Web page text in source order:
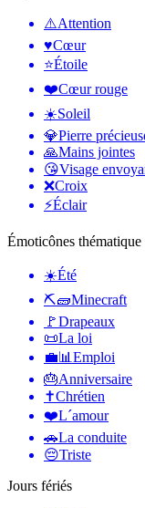
⚠️Attention
♥️Cœur
⭐Étoile
❤️Cœur rouge
☀️Soleil
💎Pierre
🙏Mains jointes
😘Visage
❌Croix
⚡Éclair
Émoticônes thématique
☀️Été
⛏🧱Minecraft
🚩Drapeaux
📜La loi
💼📊 Emploi
🎂Anniversaire
✝️Chrétien
❤️L´amour
🚗La conduite
😔Triste
Jours fériés